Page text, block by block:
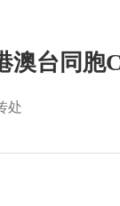
台同胞
处